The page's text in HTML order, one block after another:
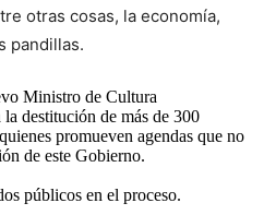
otras cosas, la economía,
pandillas.
Ministro de Cultura
destitución de más de 300
promueven agendas que no
de este Gobierno.
públicos en el proceso.